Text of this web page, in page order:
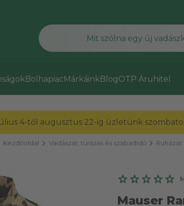
BolhapiacMárkáinkBlogOTP Áruhitel
4-től augusztus 22-ig üzletünk
Kezdőoldal chevron_right Vadászat, túrázás és szabadidő chevron_right Ruházat
Mauser